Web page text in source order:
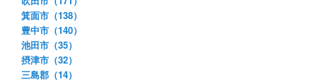
箕面市（138）
豊中市（140）
池田市（35）
摂津市（32）
三島郡（14）